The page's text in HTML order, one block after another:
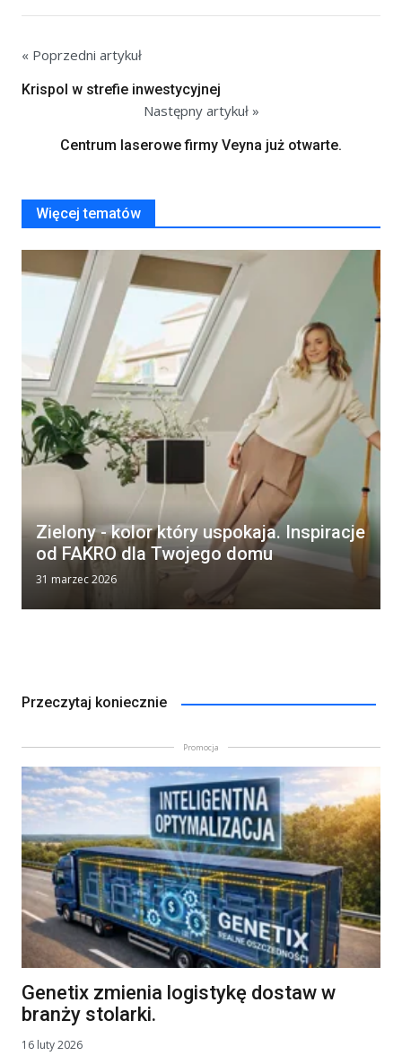
« Poprzedni artykuł
Krispol w strefie inwestycyjnej
Następny artykuł »
Centrum laserowe firmy Veyna już otwarte.
Więcej tematów
Zielony - kolor który uspokaja. Inspiracje
od FAKRO dla Twojego domu
31 marzec 2026
Przeczytaj koniecznie
Promocja
Genetix zmienia logistykę dostaw w
branży stolarki.
16 luty 2026